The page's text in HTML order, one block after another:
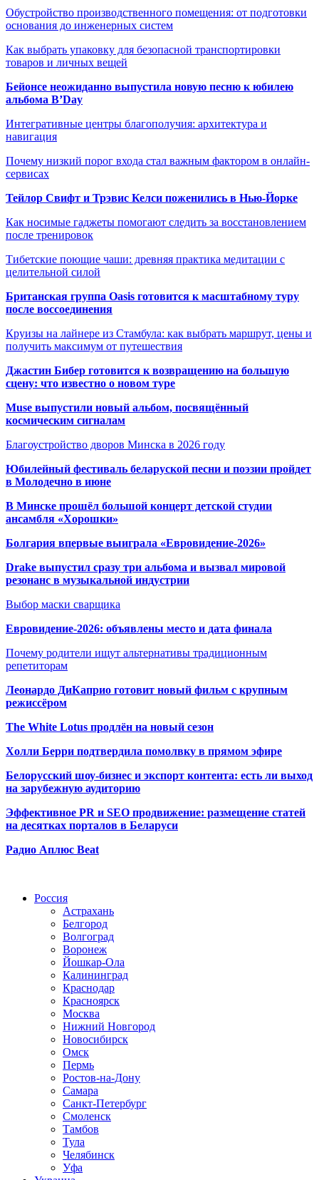
Обустройство производственного помещения: от подготовки
основания до инженерных систем
Как выбрать упаковку для безопасной транспортировки
товаров и личных вещей
Бейонсе неожиданно выпустила новую песню к юбилею
альбома B’Day
Интегративные центры благополучия: архитектура и
навигация
Почему низкий порог входа стал важным фактором в онлайн-
сервисах
Тейлор Свифт и Трэвис Келси поженились в Нью-Йорке
Как носимые гаджеты помогают следить за восстановлением
после тренировок
Тибетские поющие чаши: древняя практика медитации с
целительной силой
Британская группа Oasis готовится к масштабному туру
после воссоединения
Круизы на лайнере из Стамбула: как выбрать маршрут, цены и
получить максимум от путешествия
Джастин Бибер готовится к возвращению на большую
сцену: что известно о новом туре
Muse выпустили новый альбом, посвящённый
космическим сигналам
Благоустройство дворов Минска в 2026 году
Юбилейный фестиваль беларуской песни и поэзии пройдет
в Молодечно в июне
В Минске прошёл большой концерт детской студии
ансамбля «Хорошки»
Болгария впервые выиграла «Евровидение-2026»
Drake выпустил сразу три альбома и вызвал мировой
резонанс в музыкальной индустрии
Выбор маски сварщика
Евровидение-2026: объявлены место и дата финала
Почему родители ищут альтернативы традиционным
репетиторам
Леонардо ДиКаприо готовит новый фильм с крупным
режиссёром
The White Lotus продлён на новый сезон
Холли Берри подтвердила помолвку в прямом эфире
Белорусский шоу-бизнес и экспорт контента: есть ли выход
на зарубежную аудиторию
Эффективное PR и SEO продвижение: размещение статей
на десятках порталов в Беларуси
Радио Аплюс Beat
Россия
Астрахань
Белгород
Волгоград
Воронеж
Йошкар-Ола
Калининград
Краснодар
Красноярск
Москва
Нижний Новгород
Новосибирск
Омск
Пермь
Ростов-на-Дону
Самара
Санкт-Петербург
Смоленск
Тамбов
Тула
Челябинск
Уфа